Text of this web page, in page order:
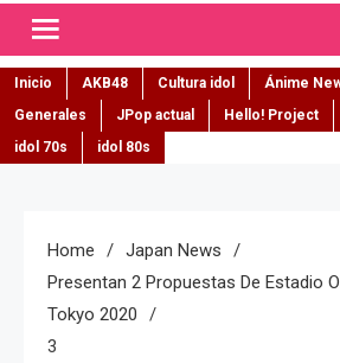
Inicio AKB48 Cultura idol Ánime
Generales
JPop actual Hello! Project
idol 70s
idol 80s
Home
Japan News
Presentan 2 Propuestas De Estadio
Tokyo 2020
3